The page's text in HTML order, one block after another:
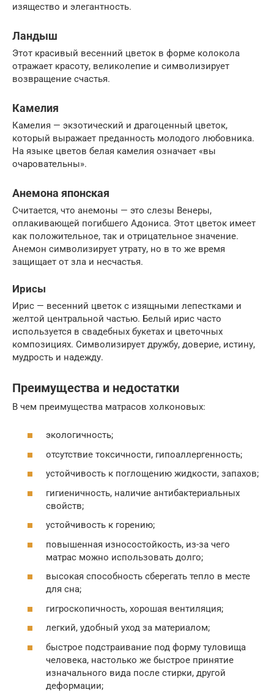
изящество и элегантность.
Ландыш
Этот красивый весенний цветок в форме колокола
отражает красоту, великолепие и символизирует
возвращение счастья.
Камелия
Камелия — экзотический и драгоценный цветок,
который выражает преданность молодого любовника.
На языке цветов белая камелия означает «вы
очаровательны».
Анемона японская
Считается, что анемоны — это слезы Венеры,
оплакивающей погибшего Адониса. Этот цветок имеет
как положительное, так и отрицательное значение.
Анемон символизирует утрату, но в то же время
защищает от зла и несчастья.
Ирисы
Ирис — весенний цветок с изящными лепестками и
желтой центральной частью. Белый ирис часто
используется в свадебных букетах и цветочных
композициях. Символизирует дружбу, доверие, истину,
мудрость и надежду.
Преимущества и недостатки
В чем преимущества матрасов холконовых:
экологичность;
отсутствие токсичности, гипоаллергенность;
устойчивость к поглощению жидкости, запахов;
гигиеничность, наличие антибактериальных
свойств;
устойчивость к горению;
повышенная износостойкость, из-за чего
матрас можно использовать долго;
высокая способность сберегать тепло в месте
для сна;
гигроскопичность, хорошая вентиляция;
легкий, удобный уход за материалом;
быстрое подстраивание под форму туловища
человека, настолько же быстрое принятие
изначального вида после стирки, другой
деформации;